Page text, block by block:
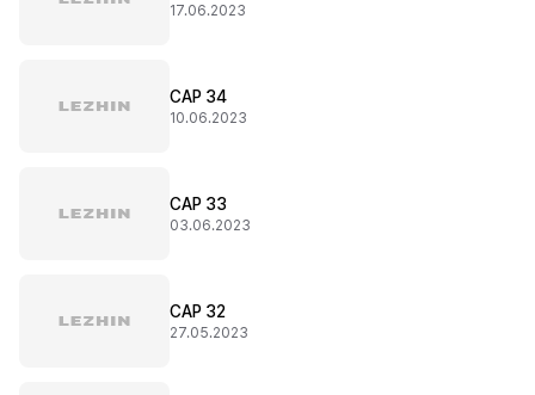
17.06.2023
CAP 34
10.06.2023
CAP 33
03.06.2023
CAP 32
27.05.2023